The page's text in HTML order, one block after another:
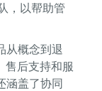
，以帮助管
从概念到退
售后支持和服
涵盖了协同